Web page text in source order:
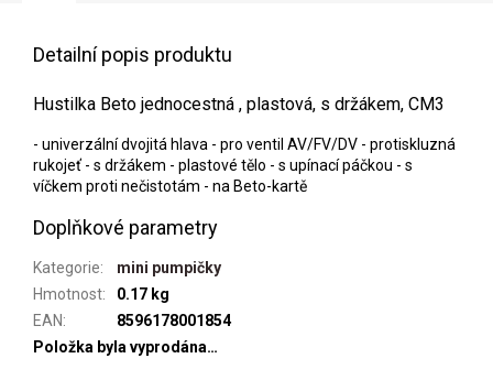
Detailní popis produktu
Hustilka Beto jednocestná , plastová, s držákem, CM3
- univerzální dvojitá hlava - pro ventil AV/FV/DV - protiskluzná
rukojeť - s držákem - plastové tělo - s upínací páčkou - s
víčkem proti nečistotám - na Beto-kartě
Doplňkové parametry
Kategorie:
mini pumpičky
Hmotnost:
0.17 kg
EAN:
8596178001854
Položka byla vyprodána…